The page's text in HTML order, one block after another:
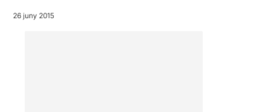
26 juny 2015